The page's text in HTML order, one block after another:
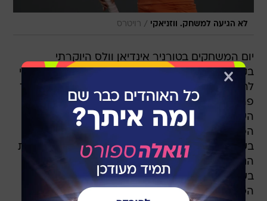
לא הגיעה למשחק. ווזניאקי / רויטרס
יום המשחקים בטורניר אינדיאן וולס היוקרתי
בקליפורניה מסבב ה-1,000 נפתח הלילה (בין שלישי
לרביעי) עם הפתעה גדולה, כשהמדורג 5 בעולם דויד
פרר מצא את עצמו מחוץ לטורניר כבר בסיבוב
השלישי. פרר, שכבר זכה השנה בשלושה תארים,
בעולם). הטניסאי האוזבקי המוכשר יתמודד בשמינית
בעולם) שניצח בסיבוב השלישי את פרננדו ורדאסקו
הספרדי (19 בעולם) 2:6, 6:7.